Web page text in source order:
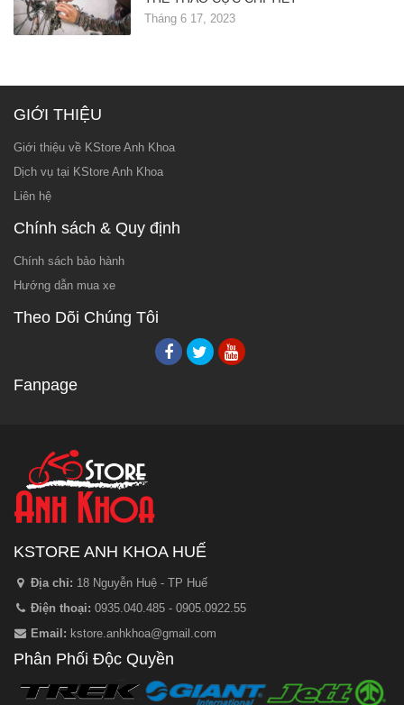
Tháng 6 17, 2023
GIỚI THIỆU
Giới thiệu về KStore Anh Khoa
Dịch vụ tại KStore Anh Khoa
Liên hệ
Chính sách & Quy định
Chính sách bảo hành
Hướng dẫn mua xe
Theo Dõi Chúng Tôi
Fanpage
KSTORE ANH KHOA HUẾ
Địa chỉ: 18 Nguyễn Huệ - TP Huế
Điện thoại: 0935.040.485 - 0905.0922.55
Email: kstore.anhkhoa@gmail.com
Phân Phối Độc Quyền